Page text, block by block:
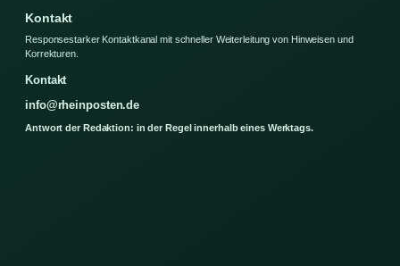
Kontakt
Responsestarker Kontaktkanal mit schneller Weiterleitung von Hinweisen und
Korrekturen.
Kontakt
info@rheinposten.de
Antwort der Redaktion: in der Regel innerhalb eines Werktags.